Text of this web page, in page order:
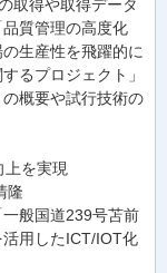
取得や取得データ
質管理の高度化
生産性を飛躍的に
るプロジェクト」
概要や試行技術の
を実現
隆
般国道239号苫前
用したICT/IOT化